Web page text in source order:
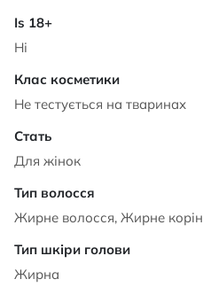
Ні
Не тестується на тваринах
Для жінок
Жирне волосся, Жирне
Жирна